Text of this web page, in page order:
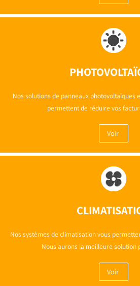
Nos solutions de panneaux photovoltaïques
permettent de réduire vos
Voir
Nos systèmes de climatisation vous
Nous aurons la meilleure solution
Voir